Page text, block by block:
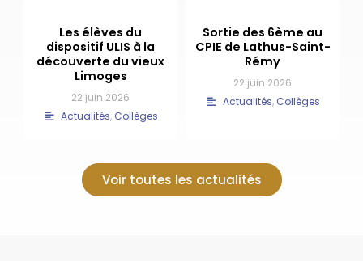
Les élèves du
dispositif ULIS à la
découverte du vieux
Limoges
22 juin 2026
Actualités, Collèges
Sortie des 6ème au
CPIE de Lathus-Saint-
Rémy
22 juin 2026
Actualités, Collèges
Voir toutes les actualités